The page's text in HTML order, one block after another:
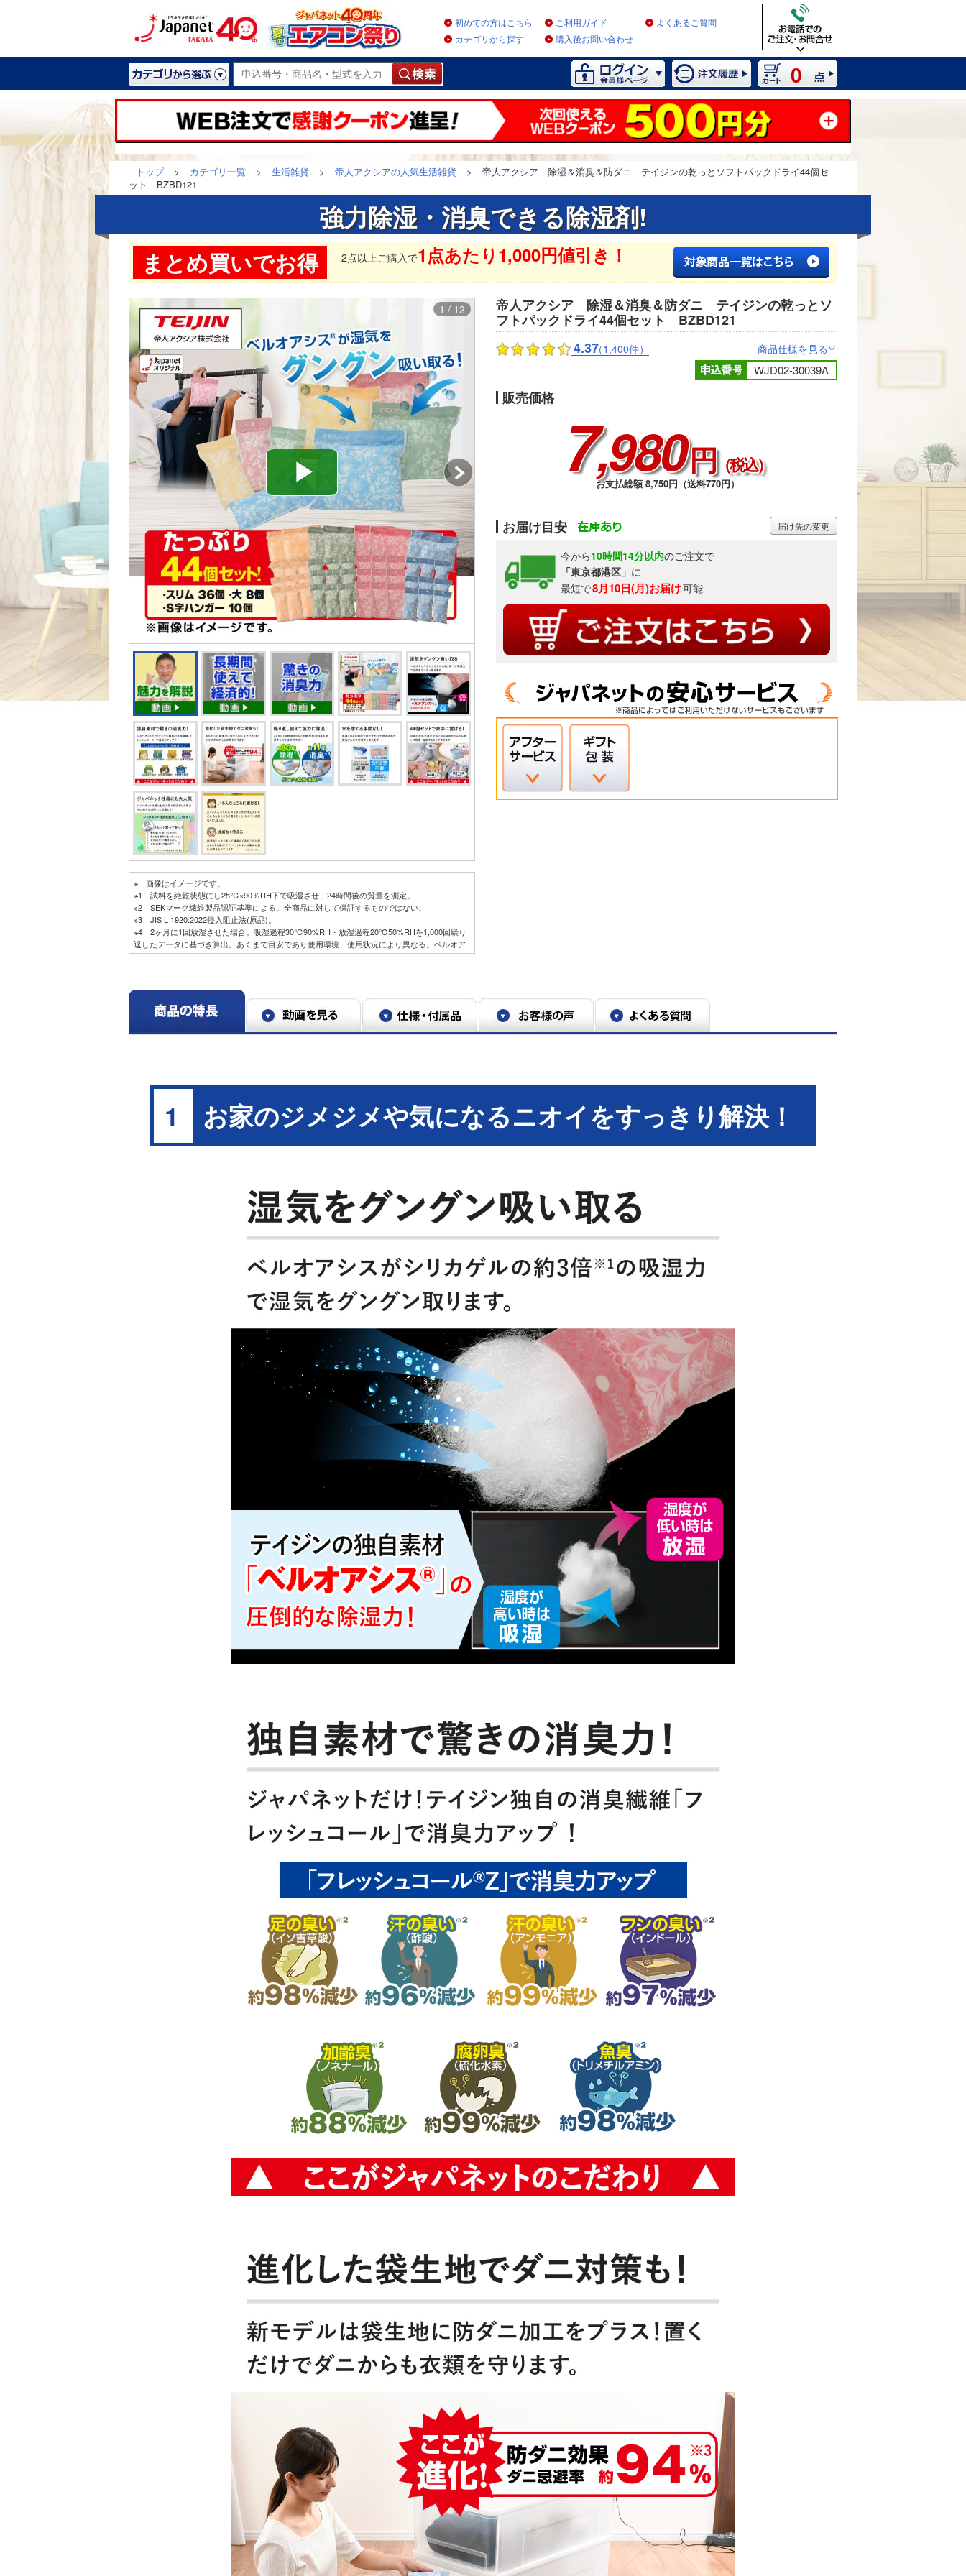
初めての方はこちら ご利用ガイド
よくあるご質問
カテゴリから探す
購入後お問い合わせ
0
トップ > カテゴリ一覧 > 生活雑貨 > 帝人アクシアの人気生活雑貨 >
帝人アクシア 除湿＆消臭＆防ダニ テイジンの乾っとソフトパックドライ44個セ
ット BZBD121
強力除湿・消臭できる除湿剤!
まとめ買いでお得 2点以上ご購入で1点あたり1,000円値引き！
1 / 12 2 / 12
※ 画像はイメージです。
※1 試料を絶乾状態にし25℃×90％RH下で吸湿させ、24時間後の質量を測定。
※2 SEKマーク繊維製品認証基準による。全商品に対して保証するものではない。
※3 JIS L 1920:2022侵入阻止法(原品)。
※4 2ヶ月に1回放湿させた場合。吸湿過程30℃90%RH・放湿過程20℃50%RHを1,000回繰り
返したデータに基づき算出。あくまで目安であり使用環境、使用状況により異なる。ベルオア
シスの吸湿放湿性能についてであり、側の袋についてはその限りではない。
験データで消臭性能には個体差あり。
帝人アクシア 除湿＆消臭＆防ダニ テイジンの乾っとソ
フトパックドライ44個セット BZBD121
4.37（1,400件） 商品仕様を見る>
WJD02-30039A
販売価格
7,980円 （税込）
お支払総額 8,750円（送料770円）
お届け目安
今から10時間14分以内のご注文で
「東京都港区」 に
最短で8月10日(月)お届け可能
届け先の変更
1 お家のジメジメや気になるニオイをすっきり解決！